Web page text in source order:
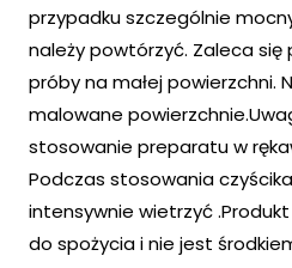
przypadku szczególnie
należy powtórzyć. Zaleca
próby na małej powierzchni.
malowane
stosowanie preparatu w
Podczas stosowania
intensywnie wietrzyć
do spożycia i nie jest